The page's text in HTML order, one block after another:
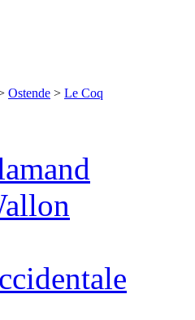
Ostende > Le Coq